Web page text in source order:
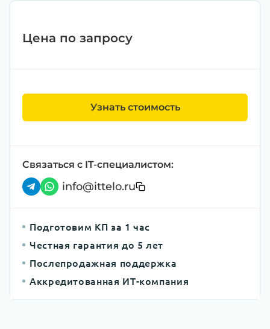
Цена по запросу
Узнать стоимость
Связаться с IT-специалистом:
info@ittelo.ru
Подготовим КП за 1 час
Честная гарантия до 5 лет
Послепродажная поддержка
Аккредитованная ИТ-компания